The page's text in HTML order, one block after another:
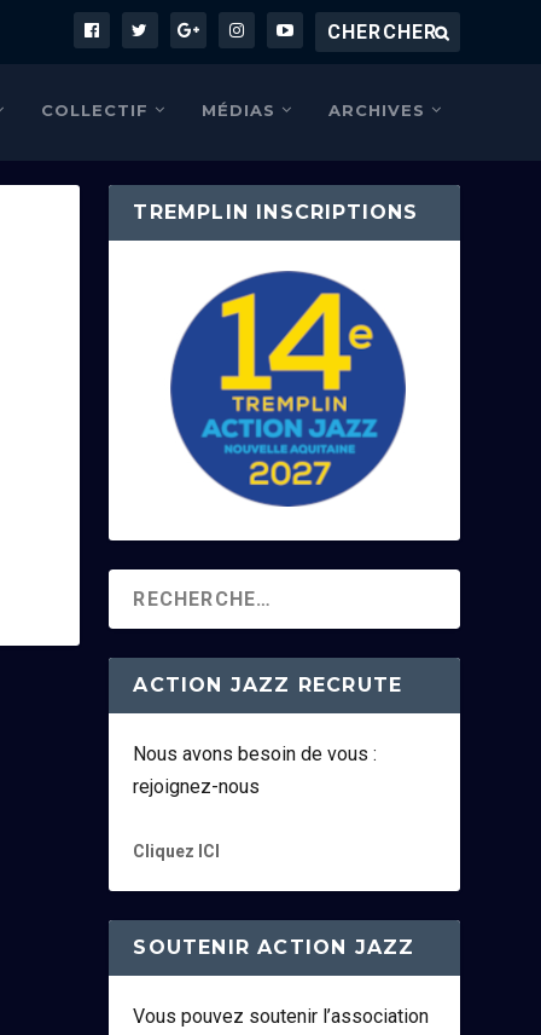
COLLECTIF MÉDIAS ARCHIVES
TREMPLIN INSCRIPTIONS
ACTION JAZZ RECRUTE
Nous avons besoin de vous :
rejoignez-nous
Cliquez ICI
SOUTENIR ACTION JAZZ
Vous pouvez soutenir l’association